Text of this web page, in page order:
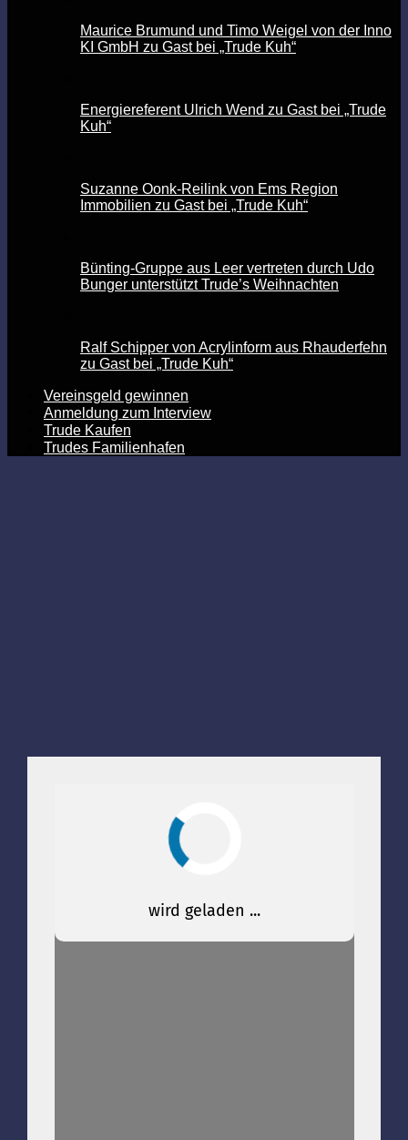
Maurice Brumund und Timo Weigel von der Inno
KI GmbH zu Gast bei „Trude Kuh“
Energiereferent Ulrich Wend zu Gast bei „Trude
Kuh“
Suzanne Oonk-Reilink von Ems Region
Immobilien zu Gast bei „Trude Kuh“
Bünting-Gruppe aus Leer vertreten durch Udo
Bunger unterstützt Trude’s Weihnachten
Ralf Schipper von Acrylinform aus Rhauderfehn
zu Gast bei „Trude Kuh“
Vereinsgeld gewinnen
Anmeldung zum Interview
Trude Kaufen
Trudes Familienhafen